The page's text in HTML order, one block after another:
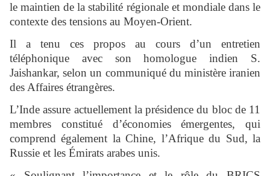
le maintien de la stabilité régionale et mondiale dans le
contexte des tensions au Moyen-Orient.
Il a tenu ces propos au cours d’un entretien
téléphonique avec son homologue indien S.
Jaishankar, selon un communiqué du ministère iranien
des Affaires étrangères.
L’Inde assure actuellement la présidence du bloc de 11
membres constitué d’économies émergentes, qui
comprend également la Chine, l’Afrique du Sud, la
Russie et les Émirats arabes unis.